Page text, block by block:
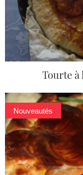
Tourte à
Nouveautés